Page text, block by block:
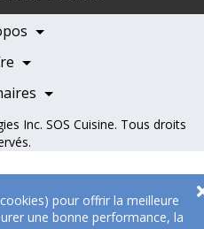
pour offrir la meilleure
une bonne performance, la
de la santé
Inc. SOS Cuisine. Tous droits